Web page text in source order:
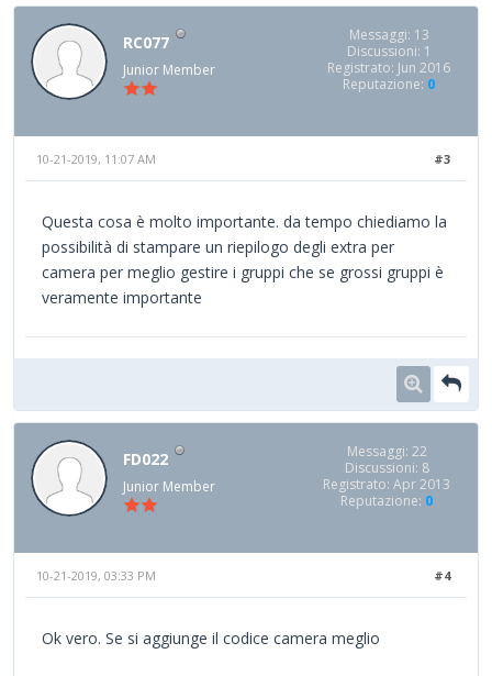
RC077
Junior Member
Messaggi: 13
Discussioni: 1
Registrato: Jun 2016
Reputazione: 0
#3
10-21-2019, 11:07 AM
Questa cosa è molto importante. da tempo chiediamo la
possibilità di stampare un riepilogo degli extra per
camera per meglio gestire i gruppi che se grossi gruppi è
veramente importante
FD022
Junior Member
Messaggi: 22
Discussioni: 8
Registrato: Apr 2013
Reputazione: 0
#4
10-21-2019, 03:33 PM
Ok vero. Se si aggiunge il codice camera meglio